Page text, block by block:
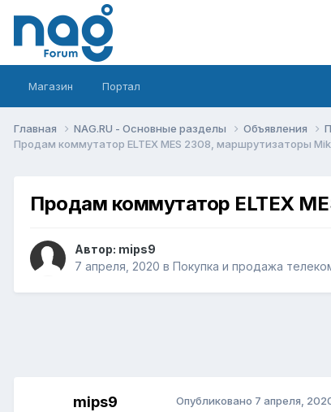
Магазин Портал
Главная NAG.RU - Основные разделы Объявления
Продам коммутатор ELTEX MES 2308, маршрутизаторы
Продам коммутатор ELTEX
Автор: mips9
7 апреля, 2020 в Покупка и продажа
mips9 Опубликовано 7 апреля,